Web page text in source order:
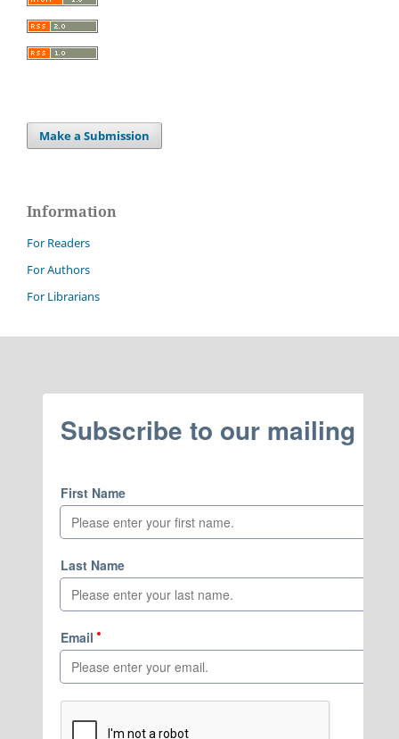
Make a Submission
Information
For Readers
For Authors
For Librarians